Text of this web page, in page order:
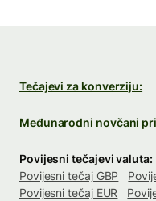
Tečajevi za konverziju:
Međunarodni novčani
Povijesni tečajevi valuta:
Povijesni tečaj GBP
Povijesni tečaj EUR